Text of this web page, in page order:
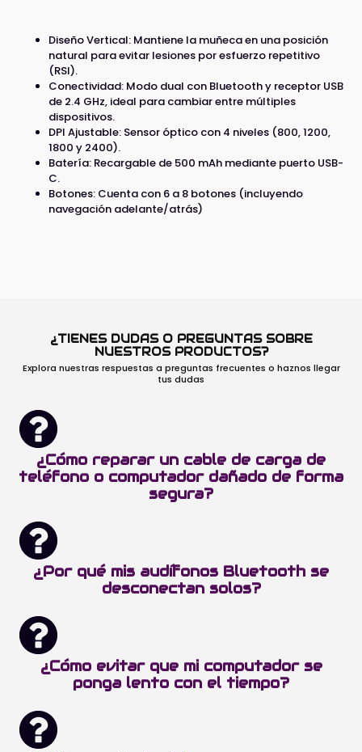
Diseño Vertical: Mantiene la muñeca en una posición
natural para evitar lesiones por esfuerzo repetitivo
(RSI).
Conectividad: Modo dual con Bluetooth y receptor USB
de 2.4 GHz, ideal para cambiar entre múltiples
dispositivos.
DPI Ajustable: Sensor óptico con 4 niveles (800, 1200,
1800 y 2400).
Batería: Recargable de 500 mAh mediante puerto USB-
C.
Botones: Cuenta con 6 a 8 botones (incluyendo
navegación adelante/atrás)
¿TIENES DUDAS O PREGUNTAS SOBRE
NUESTROS PRODUCTOS?
Explora nuestras respuestas a preguntas frecuentes o haznos llegar
tus dudas
¿Cómo reparar un cable de carga de
teléfono o computador dañado de forma
segura?
¿Por qué mis audífonos Bluetooth se
desconectan solos?
¿Cómo evitar que mi computador se
ponga lento con el tiempo?